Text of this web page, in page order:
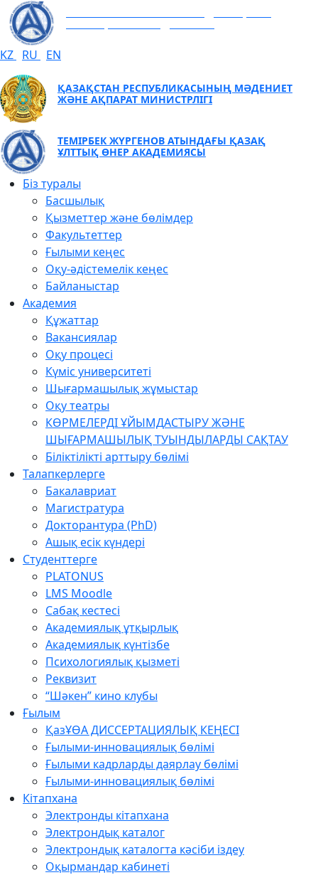
KZ RU EN
ҚАЗАҚСТАН РЕСПУБЛИКАСЫНЫҢ МӘДЕНИЕТ
ЖӘНЕ АҚПАРАТ МИНИСТРЛІГІ
ТЕМІРБЕК ЖҮРГЕНОВ АТЫНДАҒЫ ҚАЗАҚ
ҰЛТТЫҚ ӨНЕР АКАДЕМИЯСЫ
Біз туралы
Басшылық
Қызметтер және бөлімдер
Факультеттер
Ғылыми кеңес
Оқу-әдістемелік кеңес
Байланыстар
Академия
Құжаттар
Вакансиялар
Оқу процесі
Күміс университеті
Шығармашылық жұмыстар
Оқу театры
КӨРМЕЛЕРДІ ҰЙЫМДАСТЫРУ ЖӘНЕ
ШЫҒАРМАШЫЛЫҚ ТУЫНДЫЛАРДЫ САҚТАУ
Біліктілікті арттыру бөлімі
Талапкерлерге
Бакалавриат
Магистратура
Докторантура (PhD)
Ашық есік күндері
Студенттерге
PLATONUS
LMS Moodle
Сабақ кестесі
Академиялық ұтқырлық
Академиялық күнтізбе
Психологиялық қызметі
Реквизит
“Шәкен” кино клубы
Ғылым
ҚазҰӨА ДИССЕРТАЦИЯЛЫҚ КЕҢЕСІ
Ғылыми-инновациялық бөлімі
Ғылыми кадрларды даярлау бөлімі
Ғылыми-инновациялық бөлімі
Кітапхана
Электронды кітапхана
Электрондық каталог
Электрондық каталогта кәсіби іздеу
Оқырмандар кабинеті